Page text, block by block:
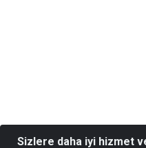
Sizlere daha iyi hizmet